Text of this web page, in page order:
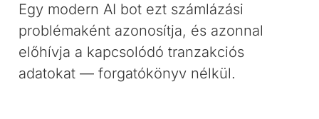
Egy modern AI bot ezt számlázási
problémaként azonosítja, és azonnal
előhívja a kapcsolódó tranzakciós
adatokat — forgatókönyv nélkül.